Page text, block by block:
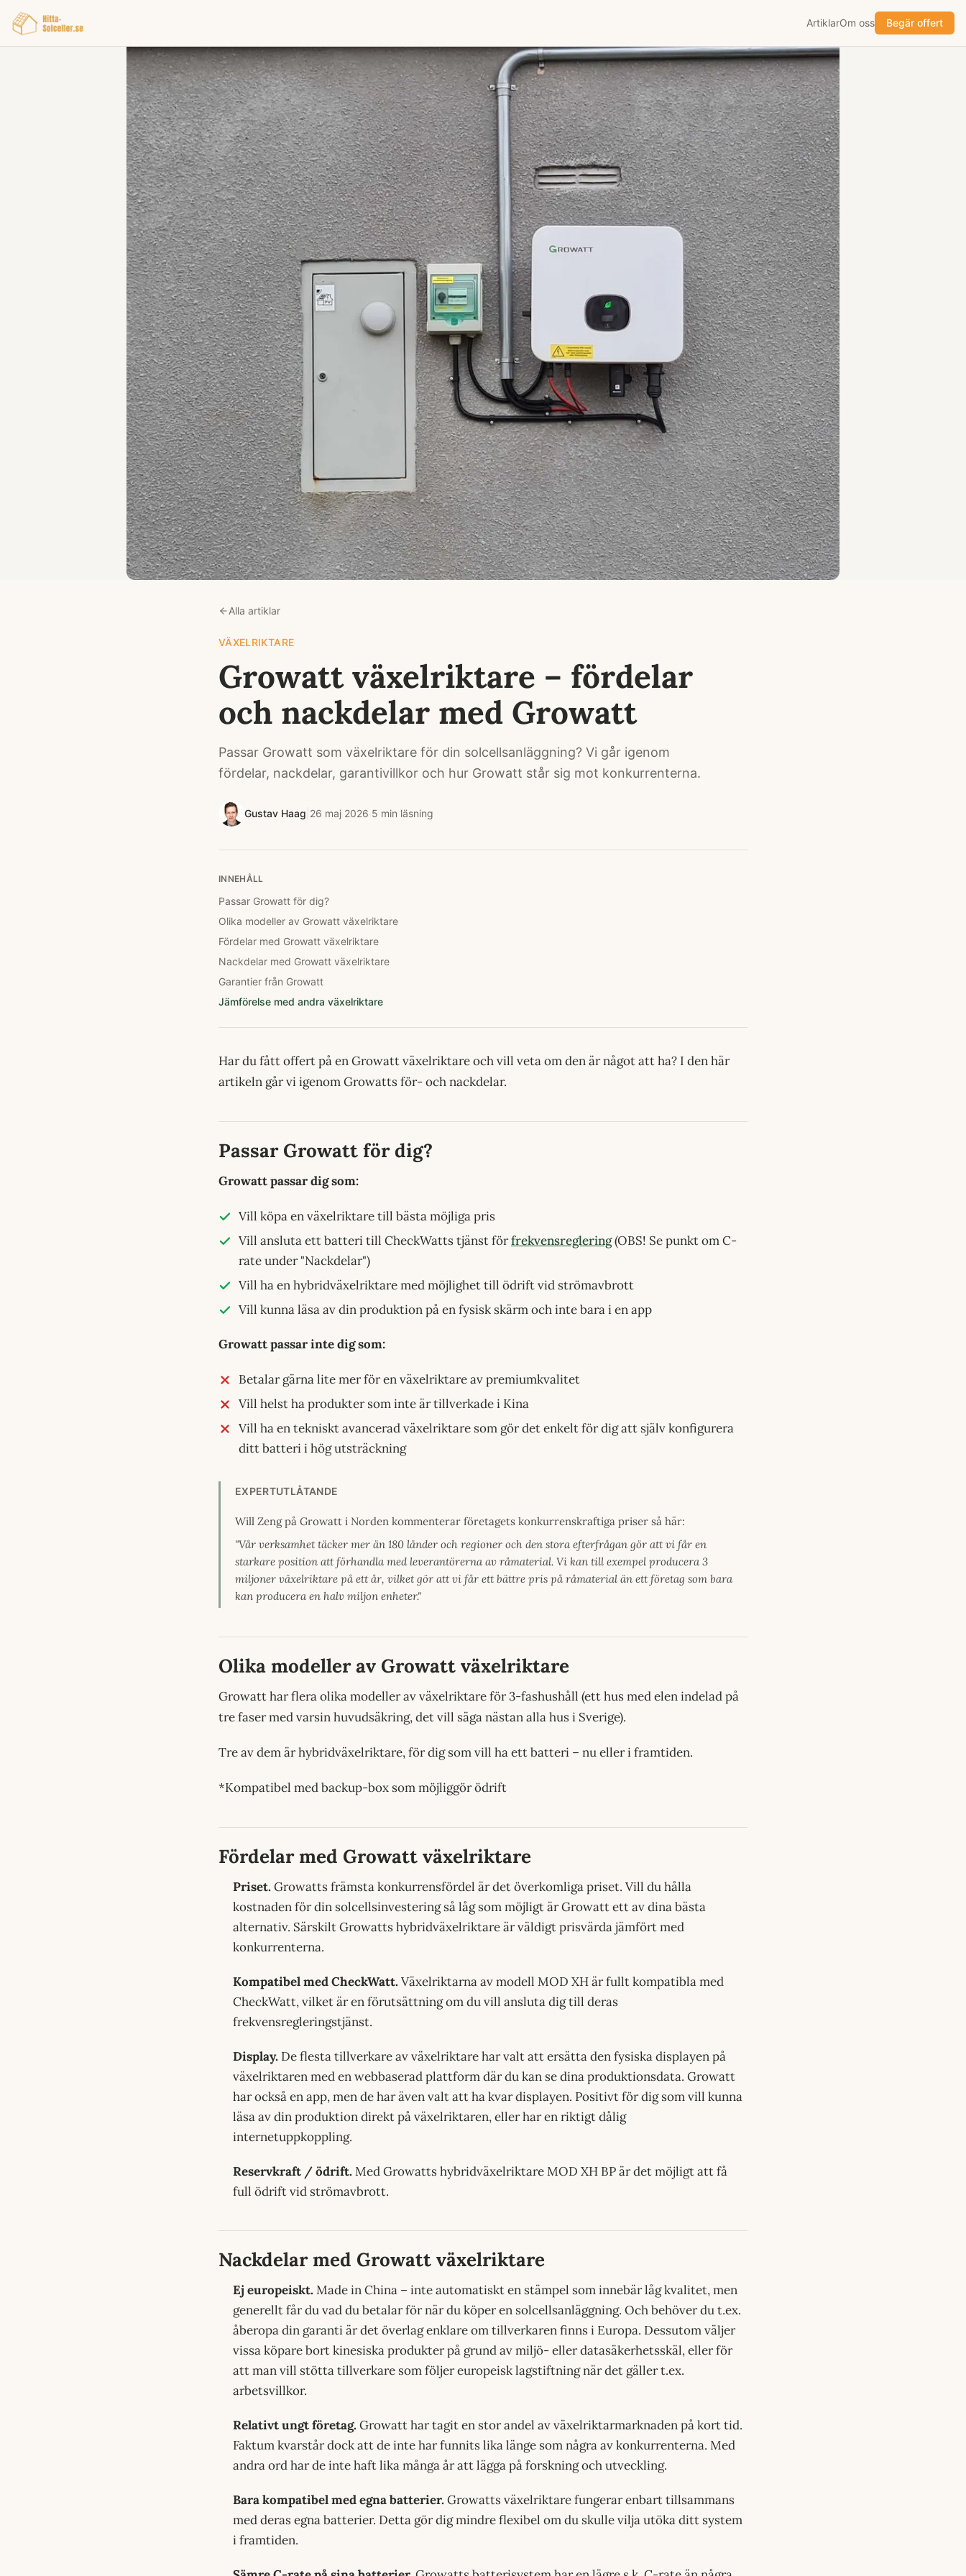
ArtiklarOm oss Begär offert
Alla artiklar
VÄXELRIKTARE
Growatt växelriktare – fördelar
och nackdelar med Growatt
Passar Growatt som växelriktare för din solcellsanläggning? Vi går igenom
fördelar, nackdelar, garantivillkor och hur Growatt står sig mot konkurrenterna.
Gustav Haag 26 maj 2026·5 min läsning
INNEHÅLL
Passar Growatt för dig?
Olika modeller av Growatt växelriktare
Fördelar med Growatt växelriktare
Nackdelar med Growatt växelriktare
Garantier från Growatt
Jämförelse med andra växelriktare
Har du fått offert på en Growatt växelriktare och vill veta om den är något att ha? I den här
artikeln går vi igenom Growatts för- och nackdelar.
Passar Growatt för dig?
Growatt passar dig som:
Vill köpa en växelriktare till bästa möjliga pris
Vill ansluta ett batteri till CheckWatts tjänst förfrekvensreglering(OBS! Se punkt om C-
rate under "Nackdelar")
Vill ha en hybridväxelriktare med möjlighet till ödrift vid strömavbrott
Vill kunna läsa av din produktion på en fysisk skärm och inte bara i en app
Growatt passar inte dig som:
Betalar gärna lite mer för en växelriktare av premiumkvalitet
Vill helst ha produkter som inte är tillverkade i Kina
Vill ha en tekniskt avancerad växelriktare som gör det enkelt för dig att själv konfigurera
ditt batteri i hög utsträckning
EXPERTUTLÅTANDE
Will Zeng på Growatt i Norden kommenterar företagets konkurrenskraftiga priser så här:
"Vår verksamhet täcker mer än 180 länder och regioner och den stora efterfrågan gör att vi får en
starkare position att förhandla med leverantörerna av råmaterial. Vi kan till exempel producera 3
miljoner växelriktare på ett år, vilket gör att vi får ett bättre pris på råmaterial än ett företag som bara
kan producera en halv miljon enheter."
Olika modeller av Growatt växelriktare
Growatt har flera olika modeller av växelriktare för 3-fashushåll (ett hus med elen indelad på
tre faser med varsin huvudsäkring, det vill säga nästan alla hus i Sverige).
Tre av dem är hybridväxelriktare, för dig som vill ha ett batteri – nu eller i framtiden.
*Kompatibel med backup-box som möjliggör ödrift
Fördelar med Growatt växelriktare
Priset.Growatts främsta konkurrensfördel är det överkomliga priset. Vill du hålla
kostnaden för din solcellsinvestering så låg som möjligt är Growatt ett av dina bästa
alternativ. Särskilt Growatts hybridväxelriktare är väldigt prisvärda jämfört med
konkurrenterna.
Kompatibel med CheckWatt.Växelriktarna av modell MOD XH är fullt kompatibla med
CheckWatt, vilket är en förutsättning om du vill ansluta dig till deras
frekvensregleringstjänst.
Display. De flesta tillverkare av växelriktare har valt att ersätta den fysiska displayen på
växelriktaren med en webbaserad plattform där du kan se dina produktionsdata. Growatt
har också en app, men de har även valt att ha kvar displayen. Positivt för dig som vill kunna
läsa av din produktion direkt på växelriktaren, eller har en riktigt dålig
internetuppkoppling.
Reservkraft / ödrift.Med Growatts hybridväxelriktare MOD XH BP är det möjligt att få
full ödrift vid strömavbrott.
Nackdelar med Growatt växelriktare
Ej europeiskt.Made in China – inte automatiskt en stämpel som innebär låg kvalitet, men
generellt får du vad du betalar för när du köper en solcellsanläggning. Och behöver du t.ex.
åberopa din garanti är det överlag enklare om tillverkaren finns i Europa. Dessutom väljer
vissa köpare bort kinesiska produkter på grund av miljö- eller datasäkerhetsskäl, eller för
att man vill stötta tillverkare som följer europeisk lagstiftning när det gäller t.ex.
arbetsvillkor.
Relativt ungt företag.Growatt har tagit en stor andel av växelriktarmarknaden på kort tid.
Faktum kvarstår dock att de inte har funnits lika länge som några av konkurrenterna. Med
andra ord har de inte haft lika många år att lägga på forskning och utveckling.
Bara kompatibel med egna batterier.Growatts växelriktare fungerar enbart tillsammans
med deras egna batterier. Detta gör dig mindre flexibel om du skulle vilja utöka ditt system
i framtiden.